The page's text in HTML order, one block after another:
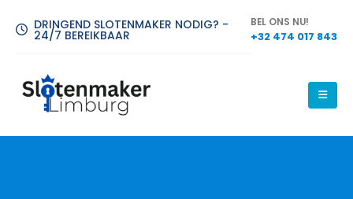
DRINGEND SLOTENMAKER NODIG? -
24/7 BEREIKBAAR
BEL ONS NU!
+32 474 017 843